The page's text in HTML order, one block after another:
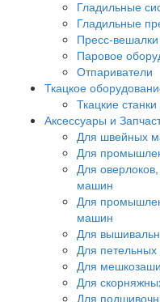
Гладильные
Гладильные
Пресс-
Паровое
Отпариватели
Ткацкое
Ткацкие станки
Аксессуары и
Для швейных
Для
Для
машин
Для
машин
Для
Для
Для
Для
Для